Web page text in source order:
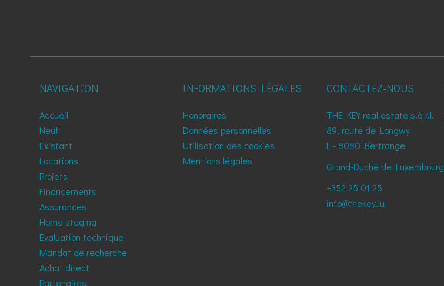
NAVIGATION
Accueil
Neuf
Existant
Locations
Projets
Financements
Assurances
Home staging
Evaluation technique
Mandat de recherche
Achat direct
Partenaires
INFORMATIONS LÉGALES
Honoraires
Données personnelles
Utilisation des cookies
Mentions légales
CONTACTEZ-NOUS
THE KEY real estate s.à r.l.
89, route de Longwy
L - 8080 Bertrange
Grand-Duché de Luxembourg
+352 25 01 25
info@thekey.lu